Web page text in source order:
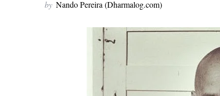
by Nando Pereira (Dharmalog.com)